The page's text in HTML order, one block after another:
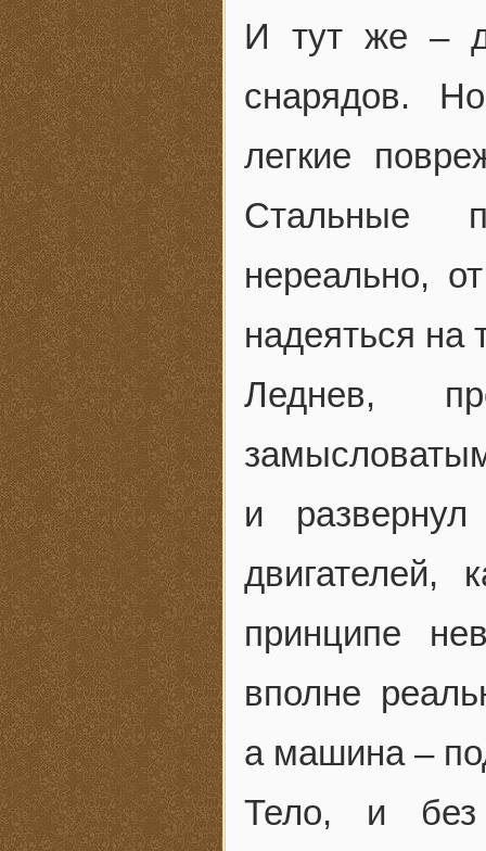
И тут же –
снарядов.
легкие
Стальные
нереально,
надеяться на
Леднев,
и
двигателей,
принципе
вполне
а машина –
Тело, и без